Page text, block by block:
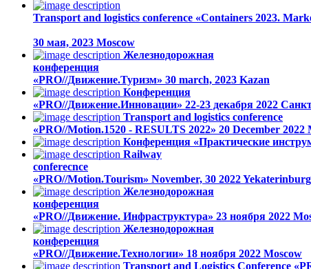
Transport and logistics conference «Containers 2023.
30 мая, 2023 Moscow
Железнодорожная
конференция
«PRO//Движение.Туризм» 30 march, 2023 Kazan
Конференция
«PRO//Движение.Инновации» 22-23 декабря 2022
Transport and logistics conference
«PRO//Motion.1520 - RESULTS 2022» 20 December 2022
Конференция «Практические
Railway
conferecnce
«PRO//Motion.Tourism» November, 30 2022Yekaterinburg
Железнодорожная
конференция
«PRO//Движение. Инфраструктура» 23 ноября 2022
Железнодорожная
конференция
«PRO//Движение.Технологии» 18 ноября 2022 Moscow
Transport and Logistics Conference